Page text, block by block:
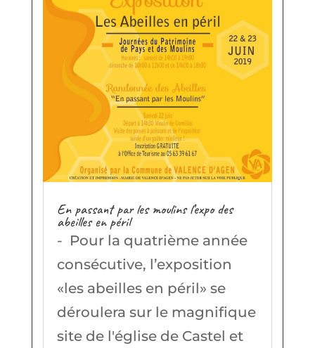
En passant par les moulins l’expo des
abeilles en péril
- Pour la quatrième année
consécutive, l’exposition
«les abeilles en péril» se
déroulera sur le magnifique
site de l'église de Castel et